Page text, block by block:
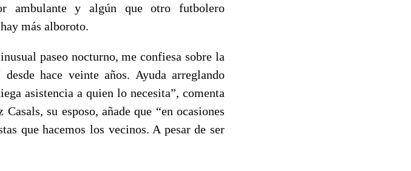
ambulante y algún que otro futbolero
más alboroto.
paseo nocturno, me confiesa sobre la
hace veinte años. Ayuda arreglando
asistencia a quien lo necesita”, comenta
su esposo, añade que “en ocasiones
que hacemos los vecinos. A pesar de ser